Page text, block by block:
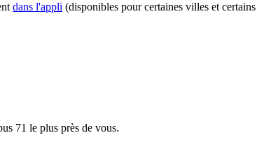
dans l'appli (disponibles pour certaines villes et
71 le plus près de vous.